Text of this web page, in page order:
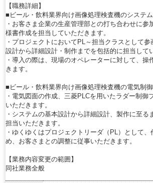
【職務詳細】
■ビール・飲料業界向け画像処理検査機のシステ
・お客さま企業の生産管理部との打ち合わせに参
様書作成を担当していただきます。
・プロジェクトにおいてPL～担当クラスとして
設計から詳細設計・制作までを包括的に担当して
・導入の際は、現場のオペレーターに対して、操
きます。
■ビール・飲料業界向け画像処理検査機の電気制
・電気図面の作成、三菱PLCを用いたラダー制御
いただきます。
・システムの基本設計から詳細設計、製作に至る
担当いただきます。
・ゆくゆくはプロジェクトリーダ（PL）として、
め、お客さまとの調整に従事いただきます。
【業務内容変更の範囲】
同社業務全般